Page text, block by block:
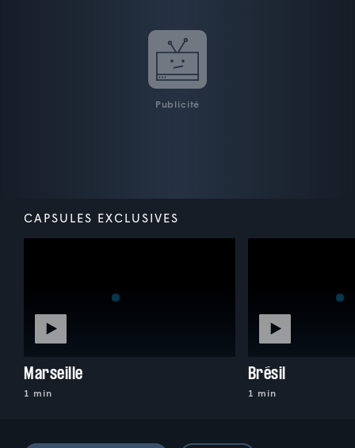
Publicité
CAPSULES EXCLUSIVES
Marseille
1 min
Brésil
1 min